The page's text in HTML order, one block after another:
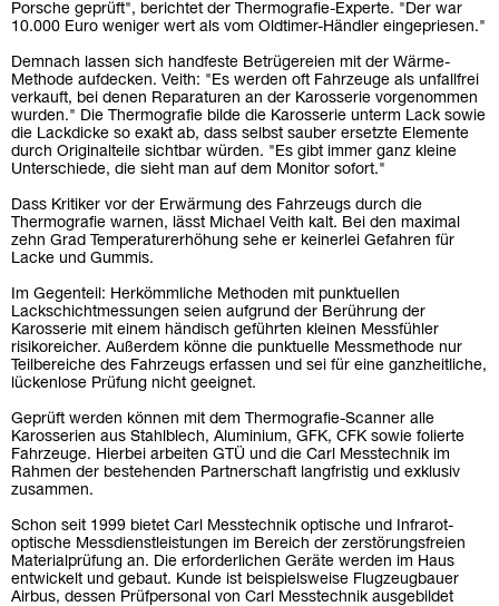
Porsche geprüft", berichtet der Thermografie-Experte. "Der war
10.000 Euro weniger wert als vom Oldtimer-Händler eingepriesen."
Demnach lassen sich handfeste Betrügereien mit der Wärme-
Methode aufdecken. Veith: "Es werden oft Fahrzeuge als unfallfrei
verkauft, bei denen Reparaturen an der Karosserie vorgenommen
wurden." Die Thermografie bilde die Karosserie unterm Lack sowie
die Lackdicke so exakt ab, dass selbst sauber ersetzte Elemente
durch Originalteile sichtbar würden. "Es gibt immer ganz kleine
Unterschiede, die sieht man auf dem Monitor sofort."
Dass Kritiker vor der Erwärmung des Fahrzeugs durch die
Thermografie warnen, lässt Michael Veith kalt. Bei den maximal
zehn Grad Temperaturerhöhung sehe er keinerlei Gefahren für
Lacke und Gummis.
Im Gegenteil: Herkömmliche Methoden mit punktuellen
Lackschichtmessungen seien aufgrund der Berührung der
Karosserie mit einem händisch geführten kleinen Messfühler
risikoreicher. Außerdem könne die punktuelle Messmethode nur
Teilbereiche des Fahrzeugs erfassen und sei für eine ganzheitliche,
lückenlose Prüfung nicht geeignet.
Geprüft werden können mit dem Thermografie-Scanner alle
Karosserien aus Stahlblech, Aluminium, GFK, CFK sowie folierte
Fahrzeuge. Hierbei arbeiten GTÜ und die Carl Messtechnik im
Rahmen der bestehenden Partnerschaft langfristig und exklusiv
zusammen.
Schon seit 1999 bietet Carl Messtechnik optische und Infrarot-
optische Messdienstleistungen im Bereich der zerstörungsfreien
Materialprüfung an. Die erforderlichen Geräte werden im Haus
entwickelt und gebaut. Kunde ist beispielsweise Flugzeugbauer
Airbus, dessen Prüfpersonal von Carl Messtechnik ausgebildet